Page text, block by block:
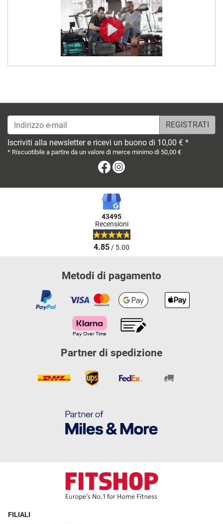
Indirizzo e-mail
Iscriviti alla newsletter e ricevi un buono di 10,00 € *
* Riscuotibile a partire da un valore di merce minimo di 50,00 €
Facebook
43495
Recensioni
4.85/ 5.00
Metodi di pagamento
Partner di spedizione
FILIALI